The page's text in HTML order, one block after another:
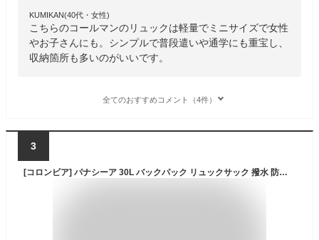
KUMIKAN(40代・女性)
こちらのコールマンのリュックは軽量でミニサイズで女性
やお子さんにも。シンプルで普段遣いや通学にも重宝し、
収納箇所も多いのがいいです。
全てのおすすめコメント（4件）
3
[コロンビア] パナシーア 30L バックパック リュックサック 撥水 防汚 PU8709 (014：Black Multi)